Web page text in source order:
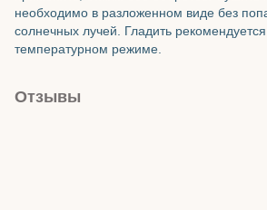
необходимо в разложенном виде без
солнечных лучей. Гладить
температурном режиме.
Отзывы